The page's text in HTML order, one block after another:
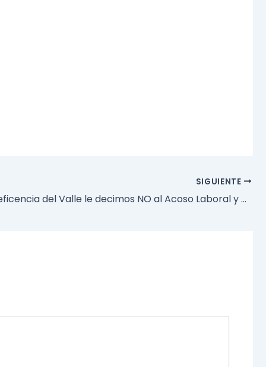
SIGUIENTE
En la Beneficencia del Valle le decimos NO al Acoso Laboral y al Acoso Sexual.